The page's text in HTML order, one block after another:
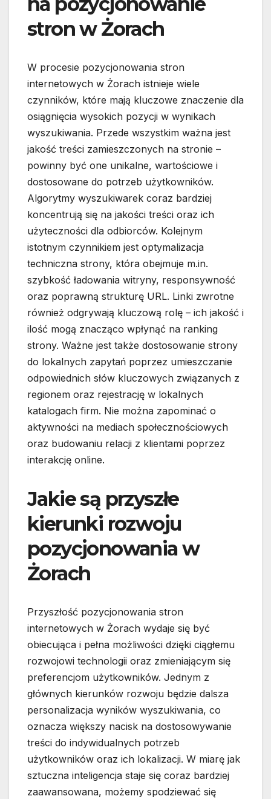
stron w Żorach
W procesie pozycjonowania stron
internetowych w Żorach istnieje wiele
czynników, które mają kluczowe znaczenie dla
osiągnięcia wysokich pozycji w wynikach
wyszukiwania. Przede wszystkim ważna jest
jakość treści zamieszczonych na stronie –
powinny być one unikalne, wartościowe i
dostosowane do potrzeb użytkowników.
Algorytmy wyszukiwarek coraz bardziej
koncentrują się na jakości treści oraz ich
użyteczności dla odbiorców. Kolejnym
istotnym czynnikiem jest optymalizacja
techniczna strony, która obejmuje m.in.
szybkość ładowania witryny, responsywność
oraz poprawną strukturę URL. Linki zwrotne
również odgrywają kluczową rolę – ich jakość i
ilość mogą znacząco wpłynąć na ranking
strony. Ważne jest także dostosowanie strony
do lokalnych zapytań poprzez umieszczanie
odpowiednich słów kluczowych związanych z
regionem oraz rejestrację w lokalnych
katalogach firm. Nie można zapominać o
aktywności na mediach społecznościowych
oraz budowaniu relacji z klientami poprzez
interakcję online.
Jakie są przyszłe
kierunki rozwoju
pozycjonowania w
Żorach
Przyszłość pozycjonowania stron
internetowych w Żorach wydaje się być
obiecująca i pełna możliwości dzięki ciągłemu
rozwojowi technologii oraz zmieniającym się
preferencjom użytkowników. Jednym z
głównych kierunków rozwoju będzie dalsza
personalizacja wyników wyszukiwania, co
oznacza większy nacisk na dostosowywanie
treści do indywidualnych potrzeb
użytkowników oraz ich lokalizacji. W miarę jak
sztuczna inteligencja staje się coraz bardziej
zaawansowana, możemy spodziewać się